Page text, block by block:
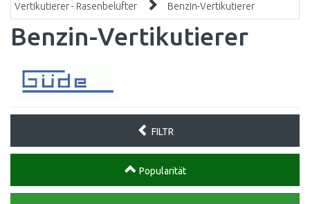
Vertikutierer - Rasenbelüfter
Benzin-Vertikutierer
Benzin-Vertikutierer
FILTR
Popularität